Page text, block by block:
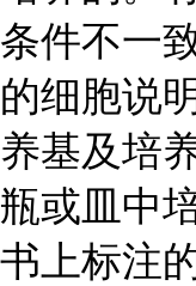
条件不一
的细胞说
养基及培
瓶或皿中
书上标注